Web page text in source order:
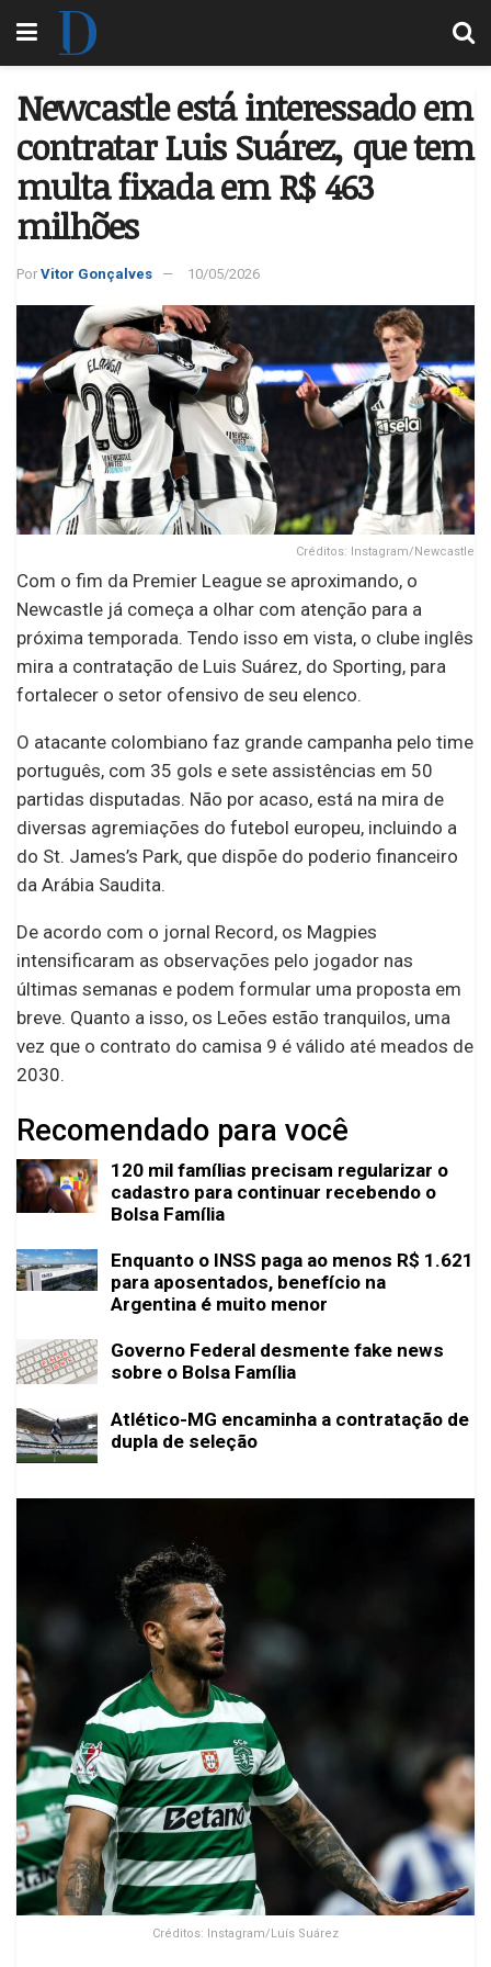
Newcastle está interessado em
contratar Luis Suárez, que tem
multa fixada em R$ 463
milhões
Por Vitor Gonçalves 10/05/2026
Créditos: Instagram/Newcastle
Com o fim da Premier League se aproximando, o
Newcastle já começa a olhar com atenção para a
próxima temporada. Tendo isso em vista, o clube inglês
mira a contratação de Luis Suárez, do Sporting, para
fortalecer o setor ofensivo de seu elenco.
O atacante colombiano faz grande campanha pelo time
português, com 35 gols e sete assistências em 50
partidas disputadas. Não por acaso, está na mira de
diversas agremiações do futebol europeu, incluindo a
do St. James’s Park, que dispõe do poderio financeiro
da Arábia Saudita.
De acordo com o jornal Record, os Magpies
intensificaram as observações pelo jogador nas
últimas semanas e podem formular uma proposta em
breve. Quanto a isso, os Leões estão tranquilos, uma
vez que o contrato do camisa 9 é válido até meados de
2030.
Recomendado para você
120 mil famílias precisam regularizar o
cadastro para continuar recebendo o
Bolsa Família
Enquanto o INSS paga ao menos R$ 1.621
para aposentados, benefício na
Argentina é muito menor
Governo Federal desmente fake news
sobre o Bolsa Família
Atlético-MG encaminha a contratação de
dupla de seleção
Créditos: Instagram/Luís Suárez